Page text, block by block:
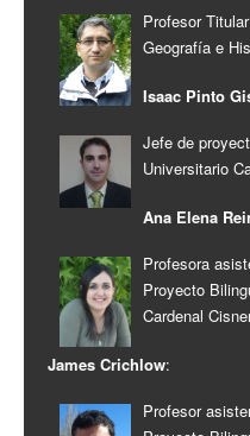
Profesor
Geografía e
Isaac Pinto
Jefe de
Universitario
Ana Elena
Profesora
Proyecto
Cardenal
James Crichlow:
Profesor